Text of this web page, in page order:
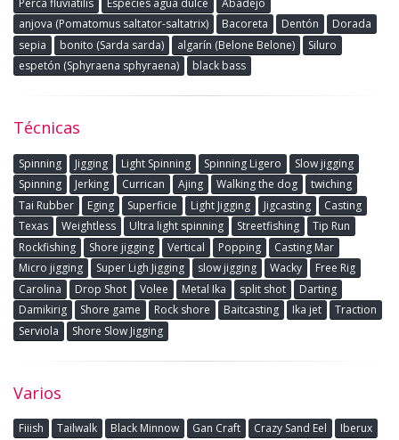
anjova (Pomatomus saltator-saltatrix)
Bacoreta Dentón
Dorada
sepia
bonito (Sarda sarda) algarín (Belone Belone)
Siluro
espetón (Sphyraena sphyraena)
black bass
Técnicas
Spinning Jigging Light Spinning Spinning Ligero
Slow jigging
Spinning
Jerking Currican Ajing Walking the dog
twiching
Tai Rubber
Eging Superficie Light Jigging Jigcasting
Casting
Texas
Weightless Ultra light spinning Streetfishing
Tip Run
Rockfishing
Shore jigging Vertical Popping
Casting Mar
Micro jigging
Super Ligh Jigging slow jigging Wacky
Free Rig
Carolina
Drop Shot Volee Metal Ika split shot
Darting
Damikirig
Shore game Rock shore Baitcasting Ika jet
Traction
Serviola
Shore Slow Jigging
Varios
Fiiish Tailwalk Black Minnow Gan Craft Crazy Sand Eel
Iberux